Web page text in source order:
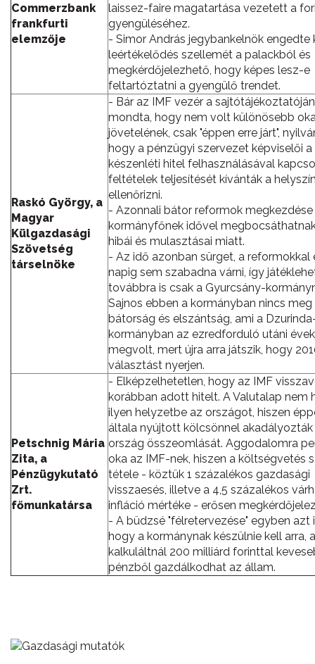
Commerzbank
frankfurti
elemzője
laissez-faire magatartása vezetett a
gyengüléséhez.
- Simor András jegybankelnök engedte
leértékelődés szellemét a palackból és
megkérdőjelezhető, hogy képes lesz-e
feltartóztatni a gyengülő trendet.
Raskó György, a
Magyar
Külgazdasági
Szövetség
társelnöke
- Bár az IMF vezér a
mondta, hogy nem volt különösebb
jövetelének, csak "éppen erre járt",
hogy a pénzügyi szervezet képviselői a
készenléti hitel felhasználásával
feltételek teljesítését kívánták a
ellenőrizni.
- Azonnali bátor reformok megkezdése
kormányfőnek idővel
hibái és mulasztásai miatt.
- Az idő azonban sürget, a reformokkal
napig sem szabadna várni, így
továbbra is csak a Gyurcsány-
Sajnos ebben a kormányban nincs meg
bátorság és elszántság, ami a
kormányban az ezredforduló utáni
megvolt, mert újra arra játszik, hogy
választást nyerjen.
Petschnig Mária
Zita, a
Pénzügykutató
Zrt.
főmunkatársa
- Elképzelhetetlen, hogy az IMF
korábban adott hitelt. A Valutalap nem
ilyen helyzetbe az országot, hiszen
általa nyújtott kölcsönnel
ország összeomlását. Aggodalomra
oka az IMF-nek, hiszen a költségvetés
tétele - köztük 1 százalékos gazdasági
visszaesés, illetve a 4,5 százalékos
infláció mértéke - erősen
- A büdzsé "félretervezése" egyben azt
hogy a kormánynak készülnie kell arra,
kalkuláltnál 200 milliárd forinttal
pénzből gazdálkodhat az állam.